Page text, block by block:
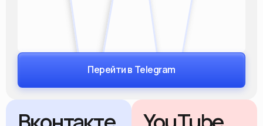
Перейти в Telegram